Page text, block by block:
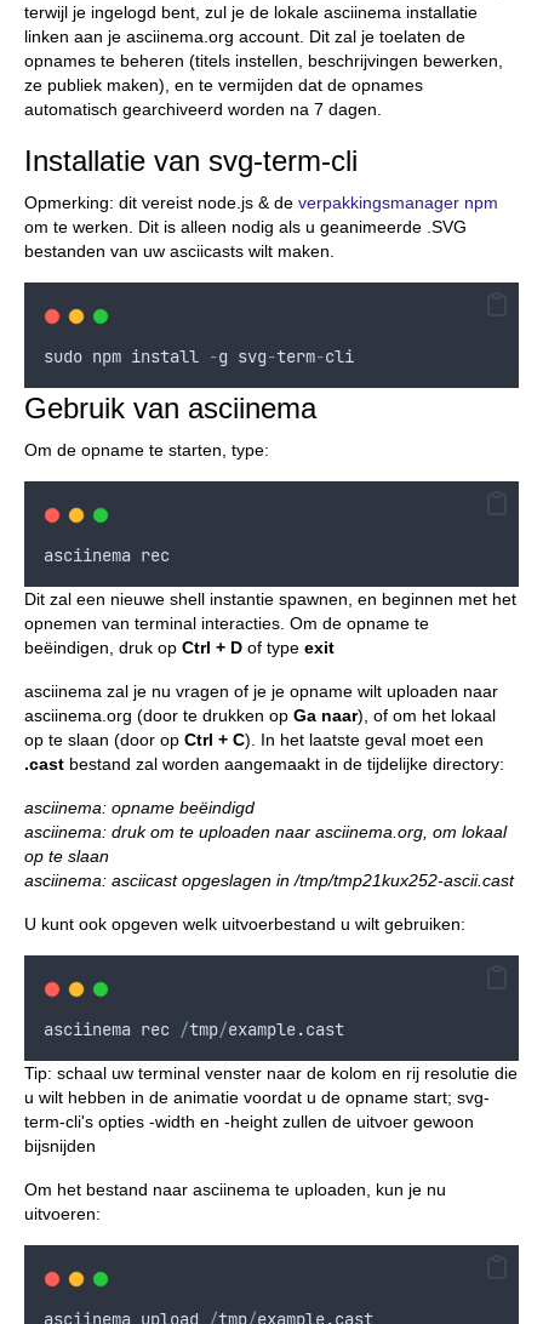
terwijl je ingelogd bent, zul je de lokale asciinema installatie
linken aan je asciinema.org account. Dit zal je toelaten de
opnames te beheren (titels instellen, beschrijvingen bewerken,
ze publiek maken), en te vermijden dat de opnames
automatisch gearchiveerd worden na 7 dagen.
Installatie van svg-term-cli
Opmerking: dit vereist node.js & de verpakkingsmanager npm
om te werken. Dit is alleen nodig als u geanimeerde .SVG
bestanden van uw asciicasts wilt maken.
sudo npm install -g svg-term-cli
Gebruik van asciinema
Om de opname te starten, type:
asciinema rec
Dit zal een nieuwe shell instantie spawnen, en beginnen met het
opnemen van terminal interacties. Om de opname te
beëindigen, druk op Ctrl + D of type exit
asciinema zal je nu vragen of je je opname wilt uploaden naar
asciinema.org (door te drukken op Ga naar), of om het lokaal
op te slaan (door op Ctrl + C). In het laatste geval moet een
.cast bestand zal worden aangemaakt in de tijdelijke directory:
asciinema: opname beëindigd
asciinema: druk om te uploaden naar asciinema.org, om lokaal
op te slaan
asciinema: asciicast opgeslagen in /tmp/tmp21kux252-ascii.cast
U kunt ook opgeven welk uitvoerbestand u wilt gebruiken:
asciinema rec /tmp/example.cast
Tip: schaal uw terminal venster naar de kolom en rij resolutie die
u wilt hebben in de animatie voordat u de opname start; svg-
term-cli's opties -width en -height zullen de uitvoer gewoon
bijsnijden
Om het bestand naar asciinema te uploaden, kun je nu
uitvoeren: